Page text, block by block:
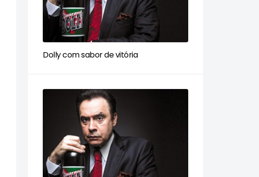
Dolly com sabor de vitória